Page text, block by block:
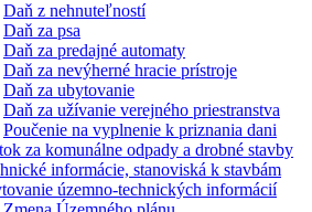
Daň z nehnuteľností
Daň za psa
Daň za predajné automaty
Daň za nevýherné hracie prístroje
Daň za ubytovanie
Daň za užívanie verejného priestranstva
Poučenie na vyplnenie k priznania dani
za komunálne odpady a drobné stavby
informácie, stanoviská k stavbám
územno-technických informácií